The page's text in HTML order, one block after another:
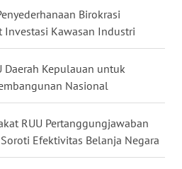
Birokrasi
Investasi Kawasan Industri
Daerah Kepulauan untuk
Nasional
RUU Pertanggungjawaban
Efektivitas Belanja Negara